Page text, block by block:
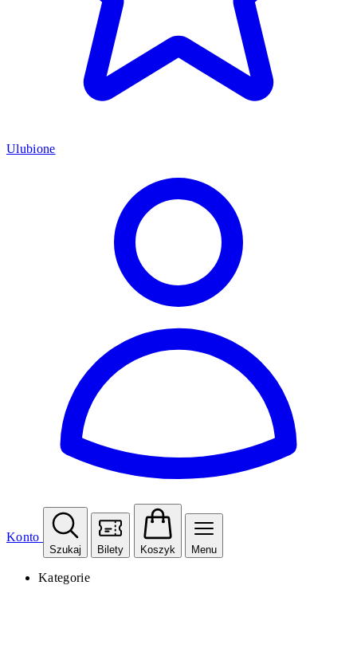
Ulubione
Konto
Szukaj Bilety Koszyk Menu
Kategorie